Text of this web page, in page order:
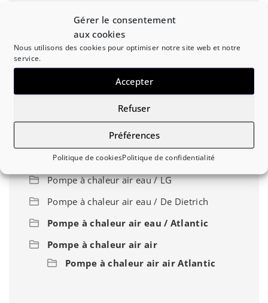
Gérer le consentement
aux cookies
Nous utilisons des cookies pour optimiser notre site web et notre
service.
Accepter
Refuser
Préférences
Politique de cookiesPolitique de confidentialité
Chaudière à granulés Domusa
Pompe à chaleur air eau / Frisquet
Pompe à chaleur air eau / Saunier Duval
Pompe à chaleur air eau Panasonic
Pompe à chaleur air eau / Chaffoteaux
Pompe à chaleur air eau / Mitsubishi
Pompe à chaleur air eau / Daikin
Pompe à chaleur air eau / LG
Pompe à chaleur air eau / De Dietrich
Pompe à chaleur air eau / Atlantic
Pompe à chaleur air air
Pompe à chaleur air air Atlantic